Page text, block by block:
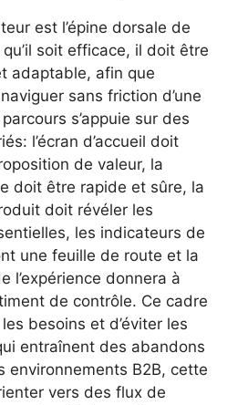
est l’épine dorsale de
qu’il soit efficace, il doit être
adaptable, afin que
sans friction d’une
s’appuie sur des
l’écran d’accueil doit
de valeur, la
doit être rapide et sûre, la
doit révéler les
les indicateurs de
une feuille de route et la
l’expérience donnera à
de contrôle. Ce cadre
besoins et d’éviter les
entraînent des abandons
environnements B2B, cette
vers des flux de